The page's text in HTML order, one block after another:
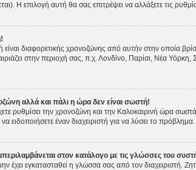
Η επιλογή αυτή θα σας επιτρέψει να αλλάξετε τις
διαφορετικής χρονοζώνης από αυτήν στην οποία
στην περιοχή σας, π.χ. Λονδίνο, Παρίσι, Νέα Υόρκη,
αλλά και πάλι η ώρα δεν είναι σωστή!
ρυθμίσει την χρονοζώνη και την Καλοκαιρινή ώρα
ειδοποιήσετε έναν διαχειριστή για να λύσει το πρόβλημα.
στον κατάλογο με τις γλώσσες του
έχει εγκατασταθεί η γλώσσα σας από τον διαχειριστή.